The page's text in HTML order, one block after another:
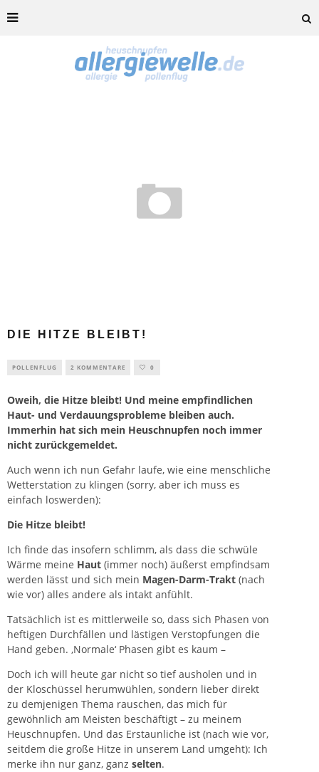
DIE HITZE BLEIBT!
POLLENFLUG 2 KOMMENTARE 0
Oweih, die Hitze bleibt! Und meine empfindlichen
Haut- und Verdauungsprobleme bleiben auch.
Immerhin hat sich mein Heuschnupfen noch immer
nicht zurückgemeldet.
Auch wenn ich nun Gefahr laufe, wie eine menschliche
Wetterstation zu klingen (sorry, aber ich muss es
einfach loswerden):
Die Hitze bleibt!
Ich finde das insofern schlimm, als dass die schwüle
Wärme meine Haut (immer noch) äußerst empfindsam
werden lässt und sich mein Magen-Darm-Trakt (nach
wie vor) alles andere als intakt anfühlt.
Tatsächlich ist es mittlerweile so, dass sich Phasen von
heftigen Durchfällen und lästigen Verstopfungen die
Hand geben. ‚Normale‘ Phasen gibt es kaum –
Doch ich will heute gar nicht so tief ausholen und in
der Kloschüssel herumwühlen, sondern lieber direkt
zu demjenigen Thema rauschen, das mich für
gewöhnlich am Meisten beschäftigt – zu meinem
Heuschnupfen. Und das Erstaunliche ist (nach wie vor,
seitdem die große Hitze in unserem Land umgeht): Ich
merke ihn nur ganz, ganz selten.